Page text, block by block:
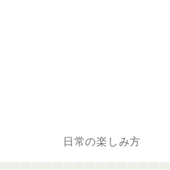
日常の楽しみ方